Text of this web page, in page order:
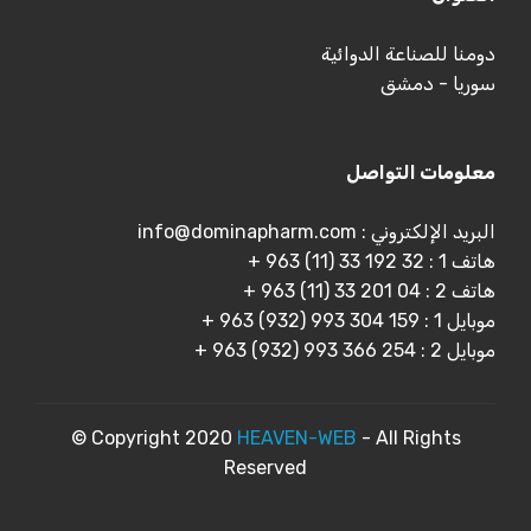
دومنا للصناعة الدوائية
سوريا - دمشق
معلومات التواصل
البريد الإلكتروني : info@dominapharm.com
هاتف 1 : 32 192 33 (11) 963 +
هاتف 2 : 04 201 33 (11) 963 +
موبايل 1 : 159 304 993 (932) 963 +
موبايل 2 : 254 366 993 (932) 963 +
© Copyright 2020 HEAVEN-WEB - All Rights
Reserved